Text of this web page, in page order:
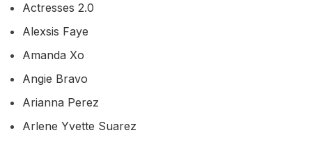
Actresses 2.0
Alexsis Faye
Amanda Xo
Angie Bravo
Arianna Perez
Arlene Yvette Suarez